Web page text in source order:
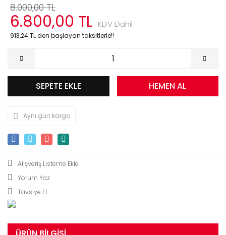
8.000,00 TL
6.800,00 TL KDV Dahil
913,24 TL den başlayan taksitlerle!!
SEPETE EKLE HEMEN AL
Aynı gün kargo
Yorum Yaz
Tavsiye Et